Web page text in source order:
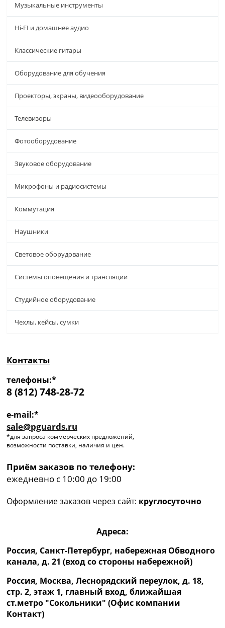
Музыкальные инструменты
Hi-FI и домашнее аудио
Классические гитары
Оборудование для обучения
Проекторы, экраны, видеооборудование
Телевизоры
Фотооборудование
Звуковое оборудование
Микрофоны и радиосистемы
Коммутация
Наушники
Световое оборудование
Системы оповещения и трансляции
Студийное оборудование
Чехлы, кейсы, сумки
Контакты
телефоны:*
8 (812) 748-28-72
e-mail:*
sale@pguards.ru
*для запроса коммерческих предложений,
возможности поставки, наличия и цен.
Приём заказов по телефону:
ежедневно с 10:00 до 19:00
Оформление заказов через сайт: круглосуточно
Адреса:
Россия, Санкт-Петербург, набережная Обводного
канала, д. 21 (вход со стороны набережной)
Россия, Москва, Леснорядский переулок, д. 18,
стр. 2, этаж 1, главный вход, ближайшая
ст.метро "Сокольники" (Офис компании
Контакт)